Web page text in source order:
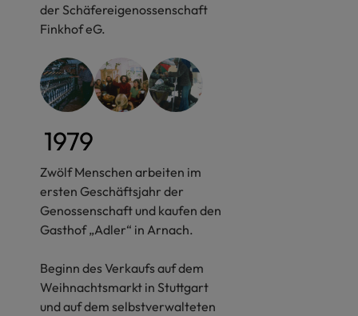
der Schäfereigenossenschaft
Finkhof eG.
1979
Zwölf Menschen arbeiten im
ersten Geschäftsjahr der
Genossenschaft und kaufen den
Gasthof „Adler“ in Arnach.
Beginn des Verkaufs auf dem
Weihnachtsmarkt in Stuttgart
und auf dem selbstverwalteten